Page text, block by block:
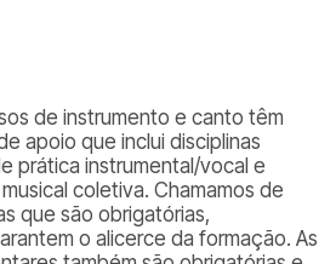
de instrumento e canto têm
apoio que inclui disciplinas
prática instrumental/vocal e
coletiva. Chamamos de
que são obrigatórias,
o alicerce da formação. As